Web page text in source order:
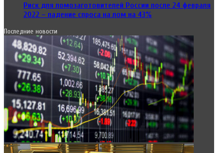
Риск для ломозаготовителей России после 24 февраля
2022 – падение спроса на лом на 43%
Последние новости